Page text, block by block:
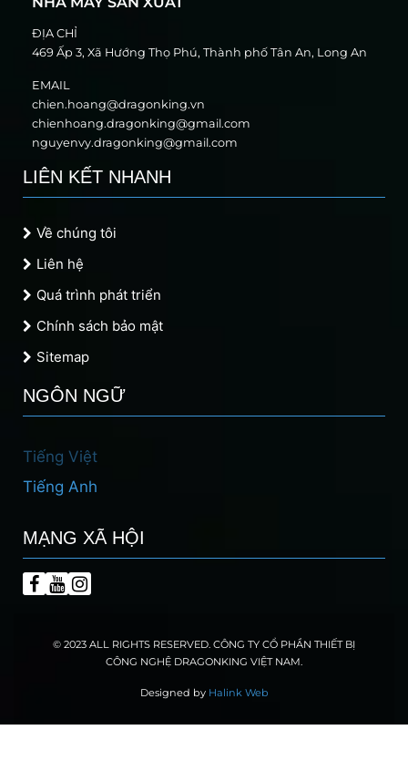
ĐỊA CHỈ
469 Ấp 3, Xã Hướng Thọ Phú, Thành phố Tân An, Long An
EMAIL
chien.hoang@dragonking.vn
chienhoang.dragonking@gmail.com
nguyenvy.dragonking@gmail.com
LIÊN KẾT NHANH
Về chúng tôi
Liên hệ
Quá trình phát triển
Chính sách bảo mật
Sitemap
NGÔN NGỮ
Tiếng Việt
Tiếng Anh
MẠNG XÃ HỘI
© 2023 ALL RIGHTS RESERVED. CÔNG TY CỔ PHẦN THIẾT BỊ
CÔNG NGHỆ DRAGONKING VIỆT NAM.
Designed by Halink Web